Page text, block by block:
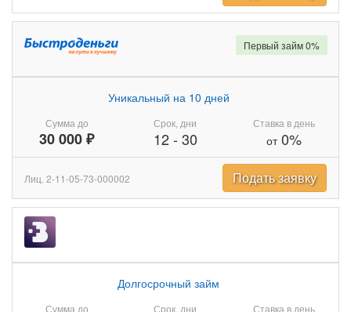
Сумма до
30 000 ₽
Уникальный на 10 дней
Срок, дни
12- 30
Ставка в день
от0%
Первый займ 0%
Лиц. 2-11-05-73-000002 Подать заявку
Сумма до
Долгосрочный займ
Срок, дни Ставка в день